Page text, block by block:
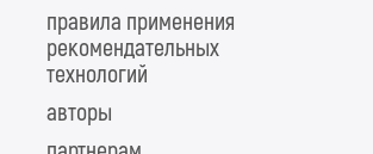
правила применения
рекомендательных
технологий
авторы